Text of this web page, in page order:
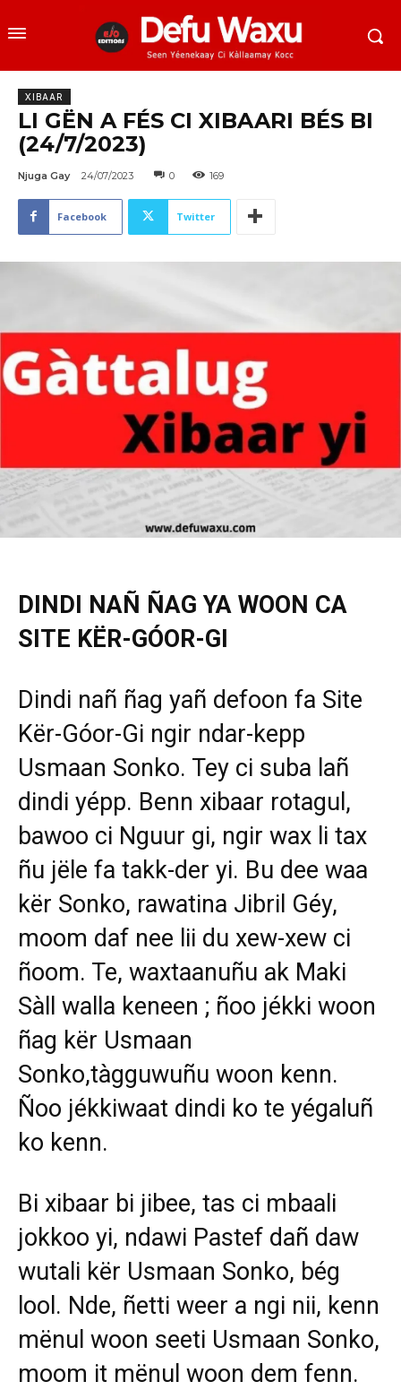
XIBAAR
LI GËN A FÉS CI XIBAARI BÉS BI
(24/7/2023)
Njuga Gay 24/07/2023 0 169
Facebook Twitter
DINDI NAÑ ÑAG YA WOON CA
SITE KËR-GÓOR-GI
Dindi nañ ñag yañ defoon fa Site
Kër-Góor-Gi ngir ndar-kepp
Usmaan Sonko. Tey ci suba lañ
dindi yépp. Benn xibaar rotagul,
bawoo ci Nguur gi, ngir wax li tax
ñu jële fa takk-der yi. Bu dee waa
kër Sonko, rawatina Jibril Géy,
moom daf nee lii du xew-xew ci
ñoom. Te, waxtaanuñu ak Maki
Sàll walla keneen ; ñoo jékki woon
ñag kër Usmaan
Sonko,tàgguwuñu woon kenn.
Ñoo jékkiwaat dindi ko te yégaluñ
ko kenn.
Bi xibaar bi jibee, tas ci mbaali
jokkoo yi, ndawi Pastef dañ daw
wutali kër Usmaan Sonko, bég
lool. Nde, ñetti weer a ngi nii, kenn
mënul woon seeti Usmaan Sonko,
moom it mënul woon dem fenn.